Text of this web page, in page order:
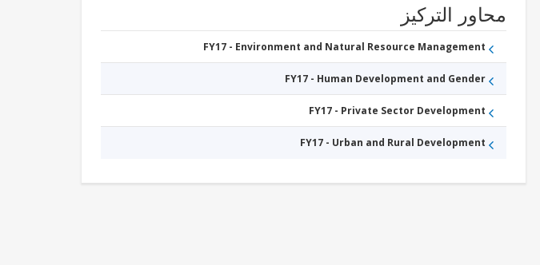
محاور التركيز
FY17 - Environment and Natural Resource Management
FY17 - Human Development and Gender
FY17 - Private Sector Development
FY17 - Urban and Rural Development